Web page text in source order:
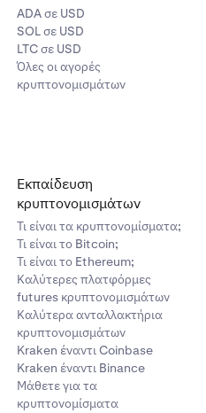
ADA σε USD
SOL σε USD
LTC σε USD
Όλες οι αγορές
κρυπτονομισμάτων
Εκπαίδευση
κρυπτονομισμάτων
Τι είναι τα κρυπτονομίσματα;
Τι είναι το Bitcoin;
Τι είναι το Ethereum;
Καλύτερες πλατφόρμες
futures κρυπτονομισμάτων
Καλύτερα ανταλλακτήρια
κρυπτονομισμάτων
Kraken έναντι Coinbase
Kraken έναντι Binance
Μάθετε για τα
κρυπτονομίσματα